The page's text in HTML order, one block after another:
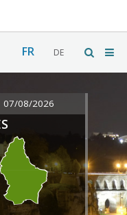
FR DE
07/08/2026